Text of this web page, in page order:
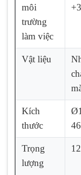
môi
trường
làm việc
Vật liệu
Kích
thước
Trọng
lượng